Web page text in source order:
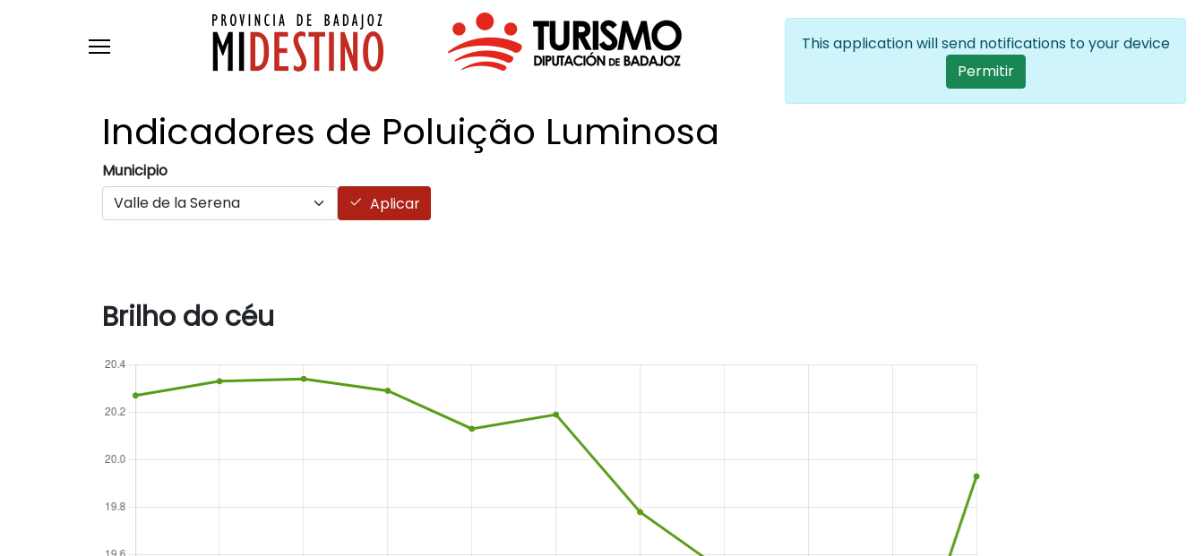
Passar para o conteúdo principal
User account
Entrar PT Lista de ações
Indicadores de Poluição Luminosa
Municipio
Aplicar
Brilho do céu
This application will send notifications to your device
Permitir